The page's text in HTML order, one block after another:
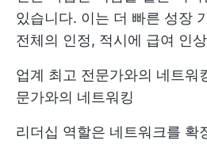
있습니다. 이는 더 빠른 성장
전체의 인정, 적시에 급여 인
업계 최고 전문가와의 네트워
문가와의 네트워킹
리더십 역할은 네트워크를 확